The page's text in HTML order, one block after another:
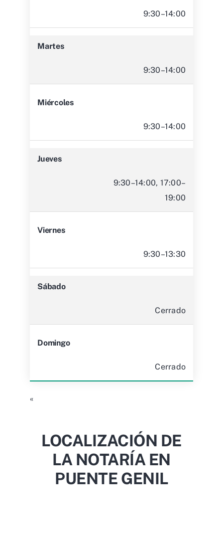
9:30–14:00
Martes
9:30–14:00
Miércoles
9:30–14:00
Jueves
9:30–14:00, 17:00–
19:00
Viernes
9:30–13:30
Sábado
Cerrado
Domingo
Cerrado
«
LOCALIZACIÓN DE
LA NOTARÍA EN
PUENTE GENIL